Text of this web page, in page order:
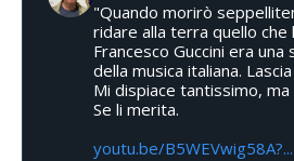
"Quando morirò
ridare alla terra quello che
Francesco Guccini era
della musica italiana.
Mi dispiace tantissimo,
Se li merita.
youtu.be/B5WEVwig58A?...